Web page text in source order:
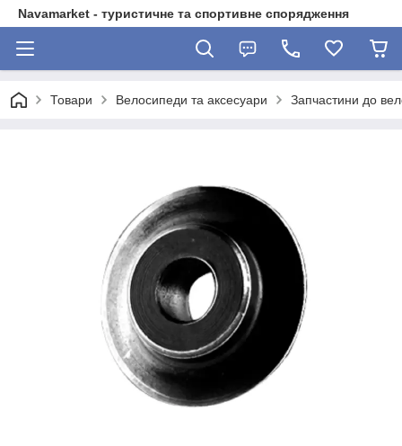
Navamarket - туристичне та спортивне спорядження
Товари Велосипеди та аксесуари Запчастини до